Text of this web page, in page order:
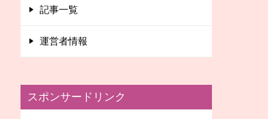
記事一覧
運営者情報
スポンサードリンク